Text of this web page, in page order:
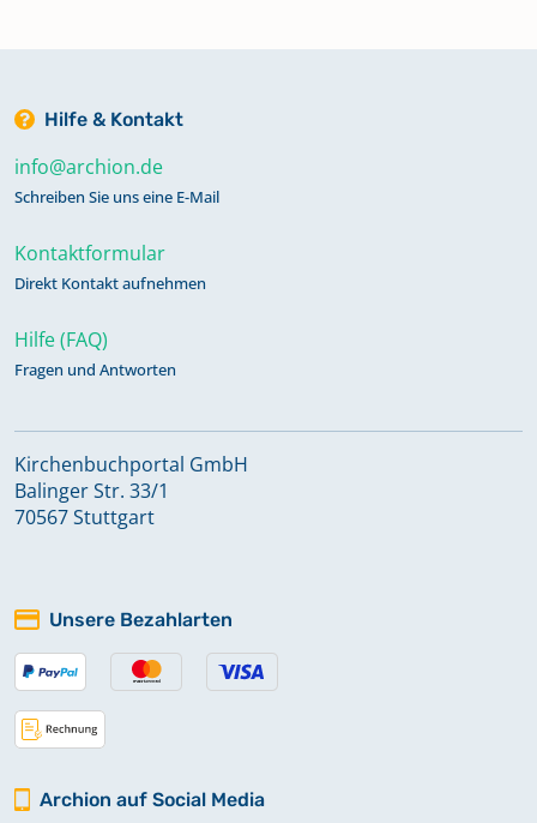
Hilfe & Kontakt
info@archion.de
Schreiben Sie uns eine E-Mail
Kontaktformular
Direkt Kontakt aufnehmen
Hilfe (FAQ)
Fragen und Antworten
Kirchenbuchportal GmbH
Balinger Str. 33/1
70567 Stuttgart
Unsere Bezahlarten
Archion auf Social Media